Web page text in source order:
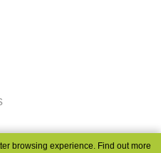
browsing experience. Find out more